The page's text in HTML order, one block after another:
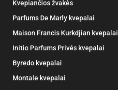
Kvepiančios žvakės
Parfums De Marly kvepalai
Maison Francis Kurkdjian kvepalai
Initio Parfums Privés kvepalai
Byredo kvepalai
Montale kvepalai